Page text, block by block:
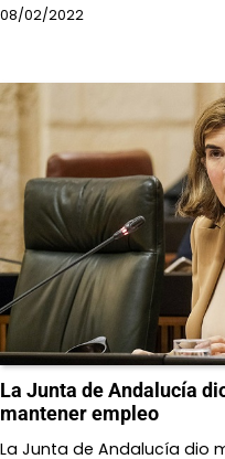
08/02/2022
La Junta de Andalucía
mantener empleo
La Junta de Andalucía dio